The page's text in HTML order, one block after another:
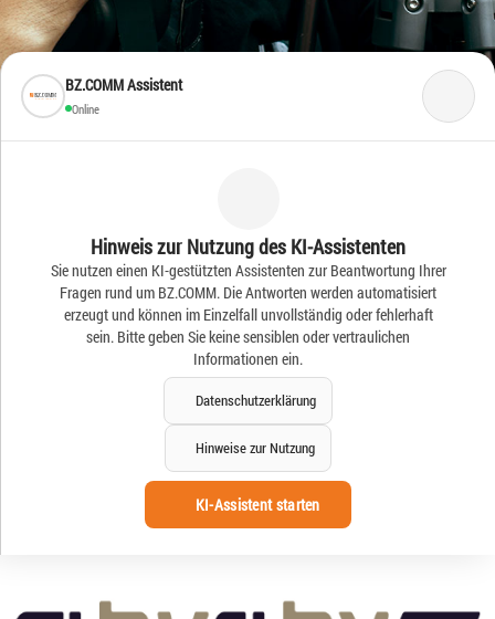
BZ.COMM Assistent
Online
Hinweis zur Nutzung des KI-Assistenten
Sie nutzen einen KI-gestützten Assistenten zur Beantwortung Ihrer
Fragen rund um BZ.COMM. Die Antworten werden automatisiert
erzeugt und können im Einzelfall unvollständig oder fehlerhaft
sein. Bitte geben Sie keine sensiblen oder vertraulichen
Informationen ein.
Datenschutzerklärung
Hinweise zur Nutzung
KI-Assistent starten
Frische Ideen – Frische
News